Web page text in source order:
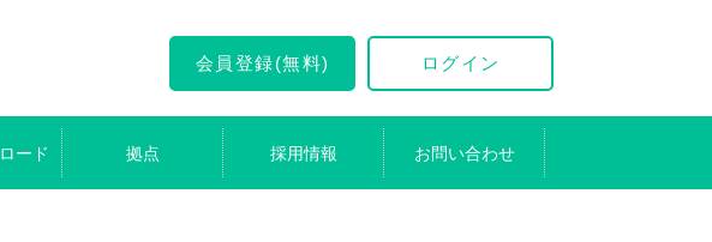
会員登録(無料) ログイン
ード 拠点 採用情報 お問い合わせ